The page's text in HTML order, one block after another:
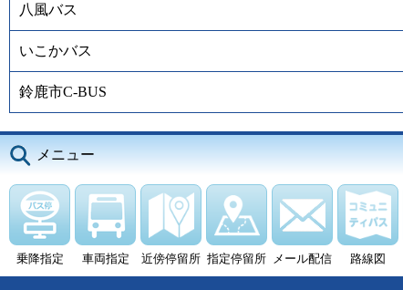
八風バス
いこかバス
鈴鹿市C-BUS
メニュー
乗降指定 車両指定 近傍停留所 指定停留所 メール配信 路線図